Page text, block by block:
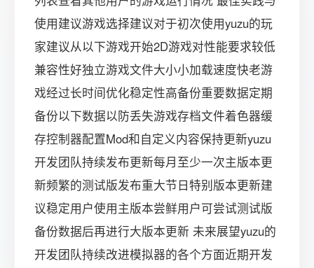
使用建议游戏选择建议对于初次使用yuzu的玩
家建议从以下游戏开始2D游戏对性能要求较低
兼容性好独立游戏文件大小小加载速度快老游
戏经过长时间优化稳定性高备份重要数据定期
备份以下数据以防丢失游戏存档文件着色器缓
存控制器配置Mod和自定义内容保持更新yuzu
开发团队持续发布更新每月至少一次主版本更
新频繁的测试版发布重大节日特别版本更新建
议稳定用户使用主版本尝鲜用户可尝试测试版
备份数据后再进行大版本更新 未来展望yuzu的
开发团队持续改进模拟器的各个方面近期开发